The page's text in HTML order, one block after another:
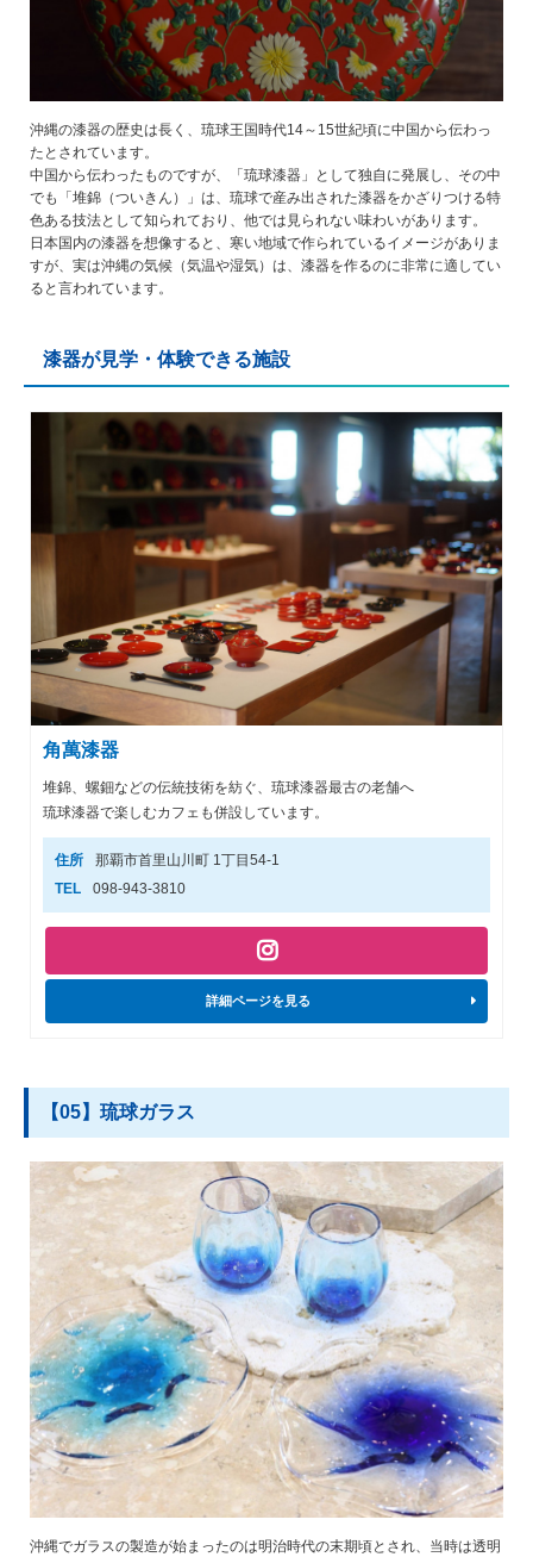
沖縄の漆器の歴史は長く、琉球王国時代14～15世紀頃に中国から伝わっ
たとされています。
中国から伝わったものですが、「琉球漆器」として独自に発展し、その中
でも「堆錦（ついきん）」は、琉球で産み出された漆器をかざりつける特
色ある技法として知られており、他では見られない味わいがあります。
日本国内の漆器を想像すると、寒い地域で作られているイメージがありま
すが、実は沖縄の気候（気温や湿気）は、漆器を作るのに非常に適してい
ると言われています。
漆器が見学・体験できる施設
角萬漆器
堆錦、螺鈿などの伝統技術を紡ぐ、琉球漆器最古の老舗へ
琉球漆器で楽しむカフェも併設しています。
住所
那覇市首里山川町 1丁目54-1
TEL
098-943-3810
詳細ページを見る
【05】琉球ガラス
沖縄でガラスの製造が始まったのは明治時代の末期頃とされ、当時は透明